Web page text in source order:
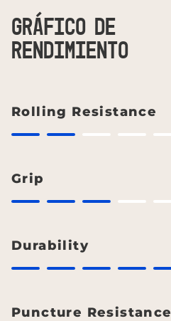
GRÁFICO DE
RENDIMIENTO
Rolling Resistance
Grip
Durability
Puncture Resistance